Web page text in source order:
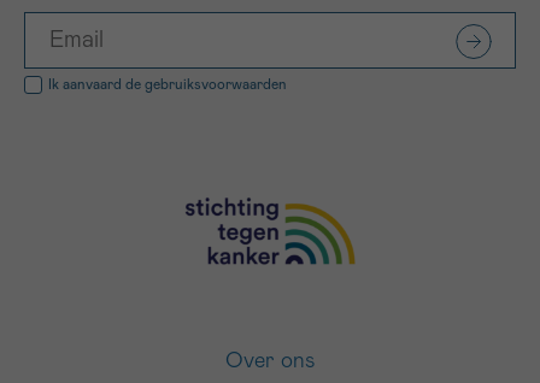
Ik aanvaard de gebruiksvoorwaarden
Over ons